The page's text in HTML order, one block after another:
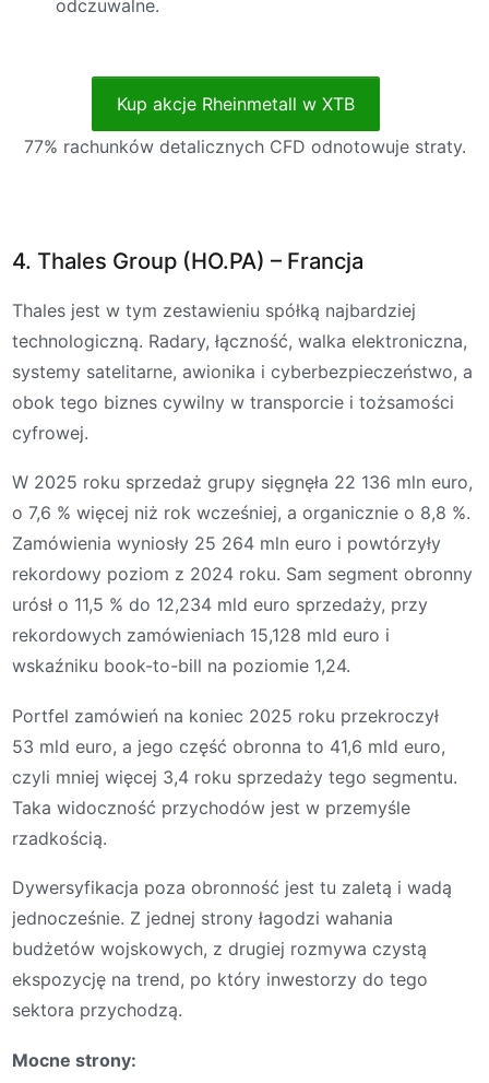
odczuwalne.
Kup akcje Rheinmetall w XTB
77% rachunków detalicznych CFD odnotowuje straty.
4. Thales Group (HO.PA) – Francja
Thales jest w tym zestawieniu spółką najbardziej
technologiczną. Radary, łączność, walka elektroniczna,
systemy satelitarne, awionika i cyberbezpieczeństwo, a
obok tego biznes cywilny w transporcie i tożsamości
cyfrowej.
W 2025 roku sprzedaż grupy sięgnęła 22 136 mln euro,
o 7,6 % więcej niż rok wcześniej, a organicznie o 8,8 %.
Zamówienia wyniosły 25 264 mln euro i powtórzyły
rekordowy poziom z 2024 roku. Sam segment obronny
urósł o 11,5 % do 12,234 mld euro sprzedaży, przy
rekordowych zamówieniach 15,128 mld euro i
wskaźniku book-to-bill na poziomie 1,24.
Portfel zamówień na koniec 2025 roku przekroczył
53 mld euro, a jego część obronna to 41,6 mld euro,
czyli mniej więcej 3,4 roku sprzedaży tego segmentu.
Taka widoczność przychodów jest w przemyśle
rzadkością.
Dywersyfikacja poza obronność jest tu zaletą i wadą
jednocześnie. Z jednej strony łagodzi wahania
budżetów wojskowych, z drugiej rozmywa czystą
ekspozycję na trend, po który inwestorzy do tego
sektora przychodzą.
Mocne strony: